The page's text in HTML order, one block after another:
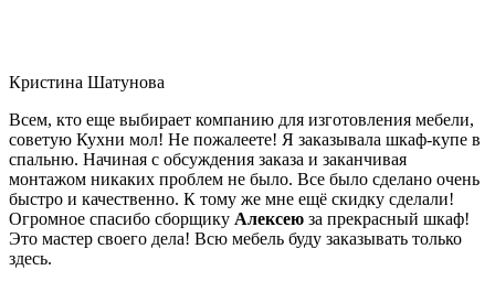
Кристина Шатунова
Всем, кто еще выбирает компанию для изготовления мебели,
советую Кухни мол! Не пожалеете! Я заказывала шкаф-купе в
спальню. Начиная с обсуждения заказа и заканчивая
монтажом никаких проблем не было. Все было сделано очень
быстро и качественно. К тому же мне ещё скидку сделали!
Огромное спасибо сборщику Алексею за прекрасный шкаф!
Это мастер своего дела! Всю мебель буду заказывать только
здесь.